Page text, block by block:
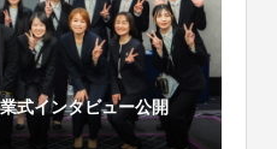
式インタビュー公開